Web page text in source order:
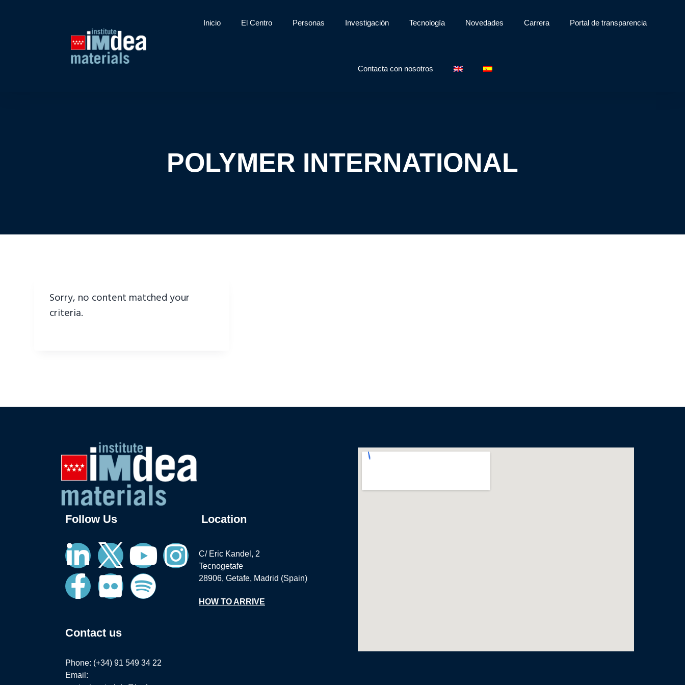
Inicio El Centro Personas Investigación Tecnología Novedades Carrera Portal de transparencia
Contacta con nosotros
POLYMER INTERNATIONAL
Sorry, no content matched your
criteria.
Follow Us
Contact us
Phone: (+34) 91 549 34 22
Email:
Location
C/ Eric Kandel, 2
Tecnogetafe
28906, Getafe, Madrid (Spain)
HOW TO ARRIVE